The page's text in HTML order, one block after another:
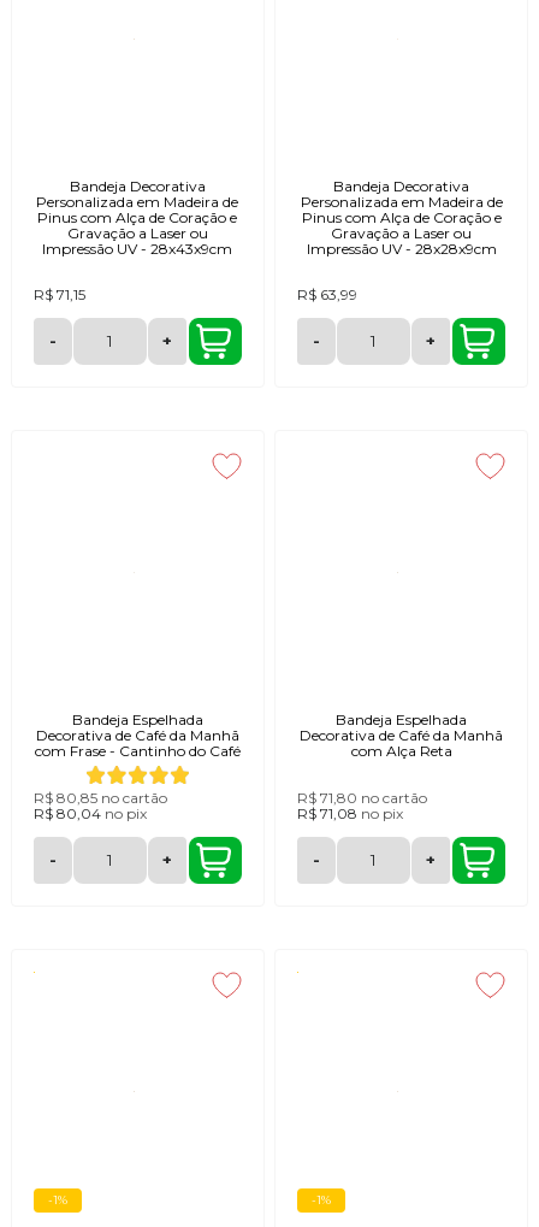
Bandeja Decorativa
Personalizada em Madeira de
Pinus com Alça de Coração e
Gravação a Laser ou
Impressão UV - 28x43x9cm
R$ 71,15
- +
Bandeja Decorativa
Personalizada em Madeira de
Pinus com Alça de Coração e
Gravação a Laser ou
Impressão UV - 28x28x9cm
R$ 63,99
- +
Bandeja Espelhada
Decorativa de Café da Manhã
com Frase - Cantinho do Café
R$ 80,85 no cartão
R$ 80,04 no pix
- +
Bandeja Espelhada
Decorativa de Café da Manhã
com Alça Reta
R$ 71,80 no cartão
R$ 71,08 no pix
- +
-1% -1%